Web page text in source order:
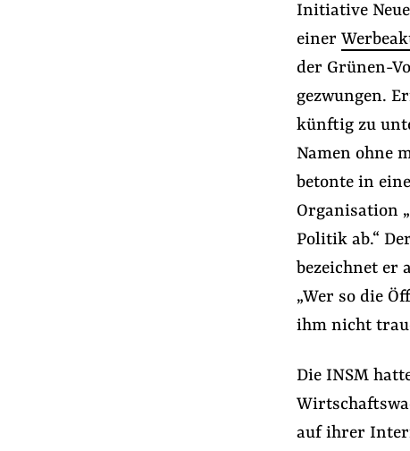
Initiative
einer
der Grünen-
gezwungen.
künftig zu
Namen ohne
betonte in
Organisation
Politik ab.“
bezeichnet er
„Wer so die
ihm nicht
Die INSM
auf ihrer